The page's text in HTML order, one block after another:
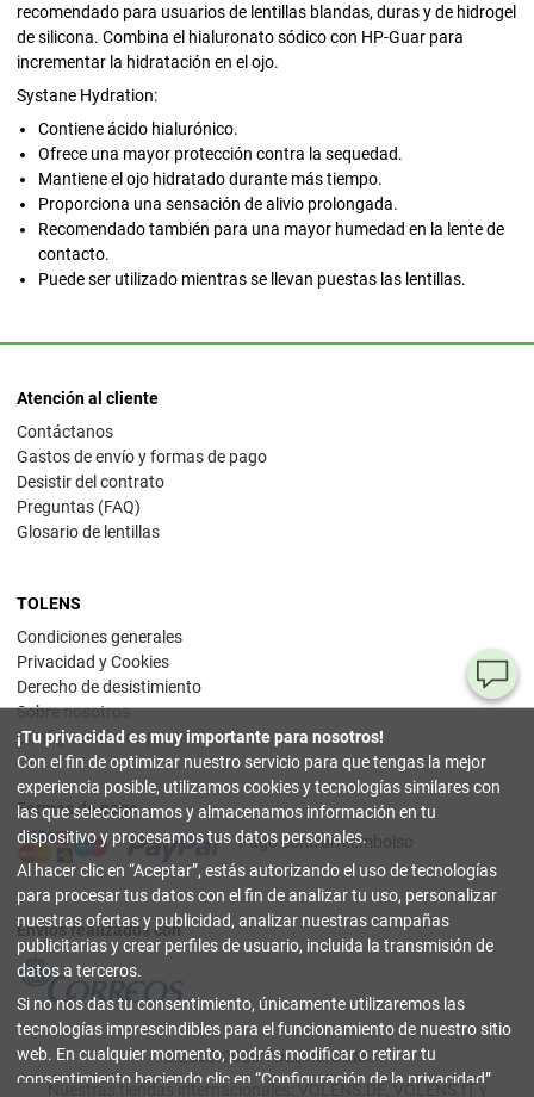
recomendado para usuarios de lentillas blandas, duras y de hidrogel
de silicona. Combina el hialuronato sódico con HP-Guar para
incrementar la hidratación en el ojo.
Systane Hydration:
Contiene ácido hialurónico.
Ofrece una mayor protección contra la sequedad.
Mantiene el ojo hidratado durante más tiempo.
Proporciona una sensación de alivio prolongada.
Recomendado también para una mayor humedad en la lente de
contacto.
Puede ser utilizado mientras se llevan puestas las lentillas.
Atención al cliente
Contáctanos
Gastos de envío y formas de pago
Desistir del contrato
Preguntas (FAQ)
Glosario de lentillas
TOLENS
Condiciones generales
Privacidad y Cookies
Derecho de desistimiento
Sobre nosotros
Configuración de privacidad
Formas de pago
Pago contrarreembolso
Envíos realizados con
© 2003-2026 TOLENS.COM.
¡Tu privacidad es muy importante para nosotros!
Con el fin de optimizar nuestro servicio para que tengas la mejor
experiencia posible, utilizamos cookies y tecnologías similares con
las que seleccionamos y almacenamos información en tu
dispositivo y procesamos tus datos personales.
Al hacer clic en Aceptar , estás autorizando el uso de tecnologías
para procesar tus datos con el fin de analizar tu uso, personalizar
nuestras ofertas y publicidad, analizar nuestras campañas
publicitarias y crear perfiles de usuario, incluida la transmisión de
datos a terceros.
Si no nos das tu consentimiento, únicamente utilizaremos las
tecnologías imprescindibles para el funcionamiento de nuestro sitio
web. En cualquier momento, podrás modificar o retirar tu
consentimiento haciendo clic en Configuración de la privacidad